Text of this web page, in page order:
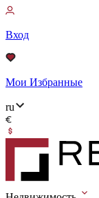
Вход
Мои Избранные
ru